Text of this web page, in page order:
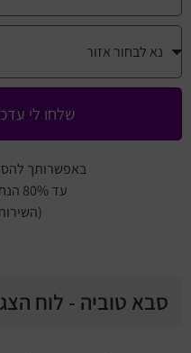
שלחו לי
באפשרותך
עד 80% הנחה למגוון מופעים
סבא טוביה - לוח